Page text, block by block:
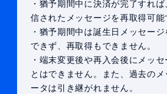
・猶予期間中に決済が完了すれ
信されたメッセージを再取得可能
・猶予期間中は誕生日メッセー
できず、再取得もできません。
・端末変更後や再入会後にメッ
とはできません。また、過去の
ータは引き継がれません。